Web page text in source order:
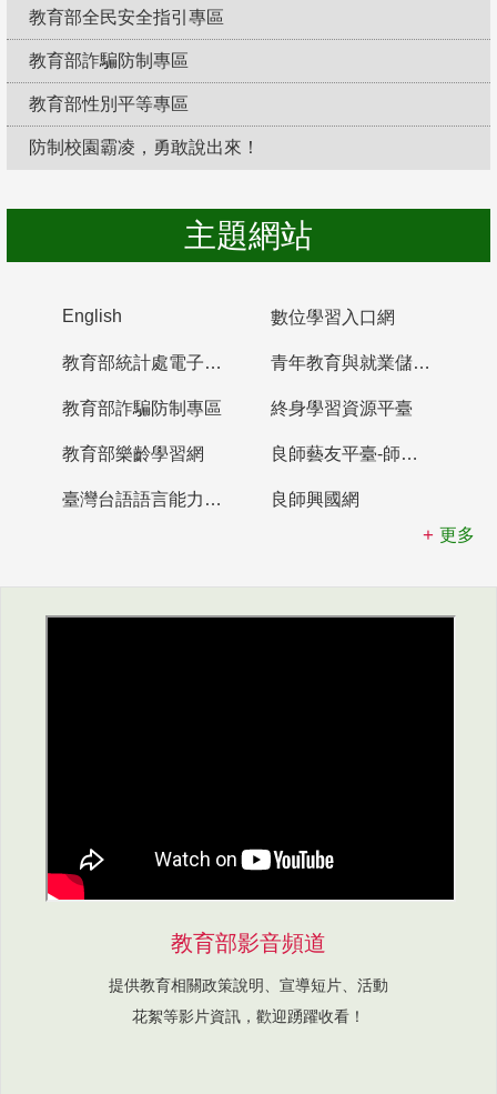
教育部全民安全指引專區
教育部詐騙防制專區
教育部性別平等專區
防制校園霸凌，勇敢說出來！
主題網站
English 數位學習入口網
教育部統計處電子書櫃 青年教育與就業儲蓄帳戶
教育部詐騙防制專區 終身學習資源平臺
教育部樂齡學習網 良師藝友平臺-師資培育整合平臺
臺灣台語語言能力認證網站
良師興國網
更多
教育部影音頻道
提供教育相關政策說明、宣導短片、活動
花絮等影片資訊，歡迎踴躍收看！